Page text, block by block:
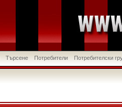
Търсене Потребители Потребителски